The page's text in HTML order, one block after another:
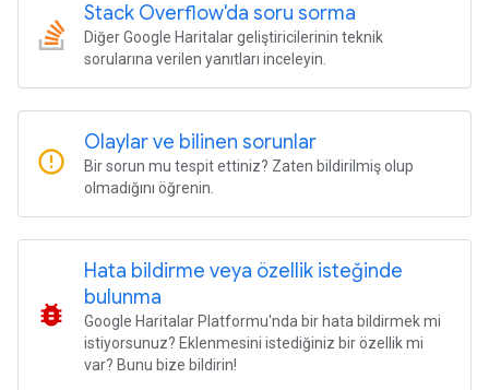
Stack Overflow'da soru sorma
Diğer Google Haritalar geliştiricilerinin teknik
sorularına verilen yanıtları inceleyin.
error_outline
Olaylar ve bilinen sorunlar
Bir sorun mu tespit ettiniz? Zaten bildirilmiş olup
olmadığını öğrenin.
bug_report
Hata bildirme veya özellik isteğinde
bulunma
Google Haritalar Platformu'nda bir hata bildirmek mi
istiyorsunuz? Eklenmesini istediğiniz bir özellik mi
var? Bunu bize bildirin!